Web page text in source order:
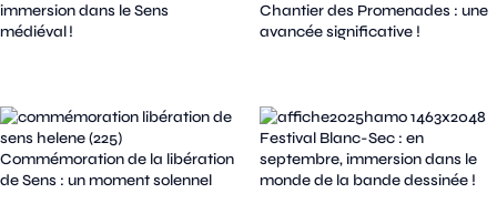
immersion dans le Sens
médiéval !
Chantier des Promenades : une
avancée significative !
Commémoration de la libération
de Sens : un moment solennel
Festival Blanc-Sec : en
septembre, immersion dans le
monde de la bande dessinée !